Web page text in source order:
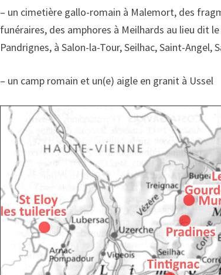
– un cimetière gallo-romain à Malemort, des
funéraires, des amphores à Meilhards au lieu dit
Pandrignes, à Salon-la-Tour, Seilhac, Saint-Angel,
– un camp romain et un(e) aigle en granit à Ussel